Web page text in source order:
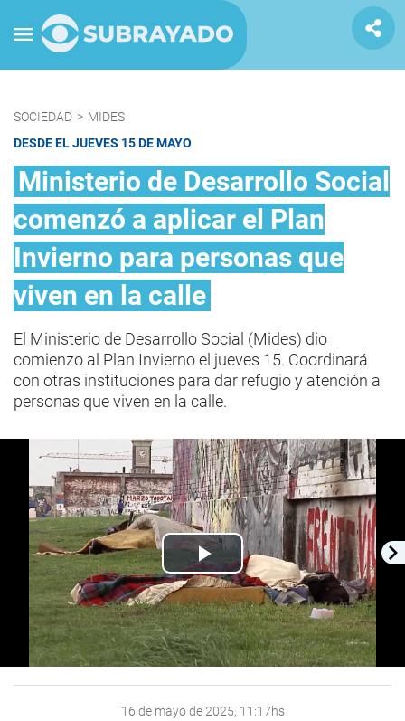
SOCIEDAD > MIDES
DESDE EL JUEVES 15 DE MAYO
Ministerio de Desarrollo Social
comenzó a aplicar el Plan
Invierno para personas que
viven en la calle
El Ministerio de Desarrollo Social (Mides) dio
comienzo al Plan Invierno el jueves 15. Coordinará
con otras instituciones para dar refugio y atención a
personas que viven en la calle.
Play
Video
16 de mayo de 2025, 11:17hs